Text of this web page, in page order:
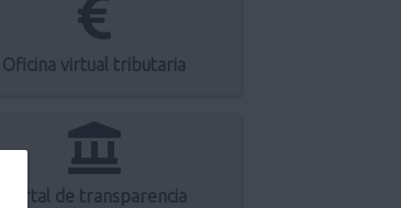
Oficina virtual tributaria
Portal de transparencia